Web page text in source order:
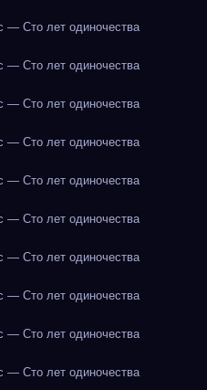
— Сто лет одиночества
— Сто лет одиночества
— Сто лет одиночества
— Сто лет одиночества
— Сто лет одиночества
— Сто лет одиночества
— Сто лет одиночества
— Сто лет одиночества
— Сто лет одиночества
— Сто лет одиночества